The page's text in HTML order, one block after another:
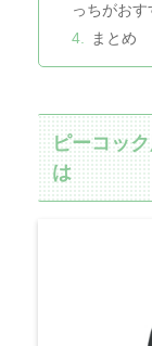
っちがおす
まとめ
ピーコッ
は